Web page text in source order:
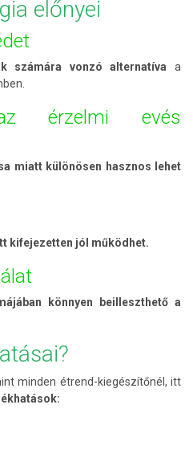
előnyei
számára vonzó alternatíva a
érzelmi evés
miatt különösen hasznos lehet
kifejezetten jól működhet.
könnyen beilleszthető a
minden étrend-kiegészítőnél, itt